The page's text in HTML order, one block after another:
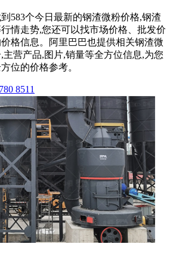
583个今日最新的钢渣微粉价格,钢渣
情走势,您还可以找市场价格、批发价
格信息。阿里巴巴也提供相关钢渣微
主营产品,图片,销量等全方位信息,为您
位的价格参考。
8511